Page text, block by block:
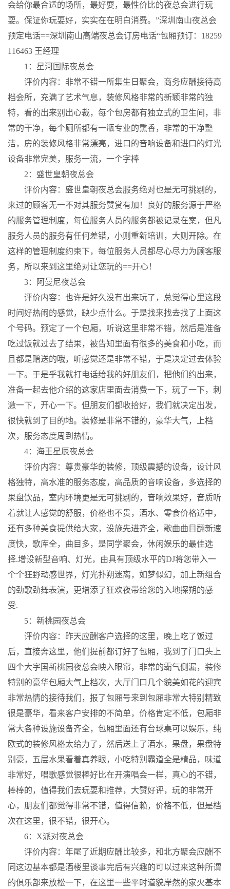
会给你最合适的场所，最好耍，最性价比的夜总会进行玩
耍。保证你玩耍好，实实在在明白消费。”深圳南山夜总会
预定电话==深圳南山高端夜总会订房电话“包厢预订：18259
116463 王经理
1：星河国际夜总会
评价内容：非常不错一所集生日聚会，商务应酬接待高
档会所，充满了艺术气息，装修风格非常的新颖非常的独
特，看的出来别出心裁，每个包房都有独立式的卫生间，非
常的干净，每个厕所都有一瓶专业的熏香，非常的干净整
洁，房的装修风格非常漂亮，进口的音响设备和进口的灯光
设备非常完美，服务一流，一个字棒
2：盛世皇朝夜总会
评价内容：盛世皇朝夜总会服务绝对也是无可挑剔的，
来过的顾客无一不对其服务赞赏有加！良好的服务源于严格
的服务管理制度，每位服务人员的服务都被记录在案，但凡
服务人员的服务有任何差错，小则重新培训，大则开除。在
这样的管理制度约束下，每位服务人员都尽心尽力为顾客服
务，所以来到这里绝对让您玩的==开心！
3：阿曼尼夜总会
评价内容：也许是好久没有出来玩了，总觉得心里这段
时间好热闹的感觉，缺少点什么。于是找来找去找了上面这
个号码。预定了一个包厢，听说这里非常不错，然后是准备
吃过饭就过去了结果，被告知里面有很多的美食和小吃，而
且都是赠送的哦，听感觉还是非常不错，于是决定过去体验
一下。于是乎我就打电话给我的好朋友们，把他们约出来，
准备一起去他介绍的这家店里面去消费一下，玩了一下，刺
激一下，开心一下。但朋友们都收拾好，我们就决定出发，
很快就到了目的地。装修是非常不错的，豪华大气，上档
次，服务态度周到热情。
4：海王星辰夜总会
评价内容：尊贵豪华的装修，顶级震撼的设备，设计风
格独特，高水准的服务态度，高品质的音响设备，多选择的
果盘饮品，室内环境更是无可挑剔的，音响效果好，音质听
着就让人感觉的舒服，价格也不贵，酒水、零食价格适中，
还有多种美食提供给大家，设施先进齐全，歌曲曲目翻新速
度快，歌库全，曲目多，是同学聚会，休闲娱乐的最佳选
择.增设新型音响、灯光，由具有顶级水平的DJ将您带入一
个个狂野动感世界，灯光扑朔迷离，如梦似幻，加上新组合
的劲歌劲舞表演，更增添了狂欢夜带给您的入地探朔的感
受.
5：新桃园夜总会
评价内容：昨天应酬客户选择的这里，晚上吃了饭过
后，直接奔这里，他们提前都订好了包厢，我到了门口头上
四个大字国新桃园夜总会映入眼帘，非常的霸气侧漏，装修
特别的豪华包厢大气上档次，大厅门口几个貌美如花的迎宾
非常热情的接待我们，报了包厢号来到包厢非常大特别精致
很是豪华，看来客户安排的不简单，价格肯定不低，包厢非
常大各种设施设备齐全，包厢里面还有台球桌可以娱乐，纯
欧式的装修风格太给力了，然后送上了酒水，果盘，果盘特
别豪，五层水果看着真养眼，小吃特别霸道全是精品，味道
非常好，唱歌感觉很棒好比在开演唱会一样，真心的不错，
棒棒的，值得我们去玩耍和推荐，大赞好评，玩的非常开
心，朋友们都觉得非常不错，值得信赖，价格不低，但是档
次在这里，很不错，很开心。
6：X派对夜总会
评价内容：年尾了近期应酬比较多，和北方聚会应酬不
同这边基本都是酒楼里谈事完后有兴趣的可以过来这种所谓
的俱乐部来放松一下，在这里一些平时道貌岸然的家火基本